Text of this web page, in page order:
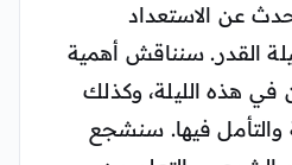
عن الاستعداد
القدر. سنناقش أهمية
في هذه الليلة، وكذلك
والتأمل فيها. سنشجع